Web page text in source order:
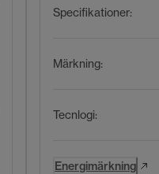
Specifikationer:
Märkning:
Tecnlogi:
Energimärkning